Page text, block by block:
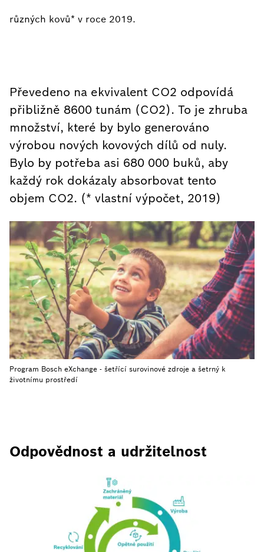
různých kovů* v roce 2019.
Převedeno na ekvivalent CO2 odpovídá
přibližně 8600 tunám (CO2). To je zhruba
množství, které by bylo generováno
výrobou nových kovových dílů od nuly.
Bylo by potřeba asi 680 000 buků, aby
každý rok dokázaly absorbovat tento
objem CO2. (* vlastní výpočet, 2019)
Program Bosch eXchange - šetřící surovinové zdroje a šetrný k
životnímu prostředí
Odpovědnost a udržitelnost